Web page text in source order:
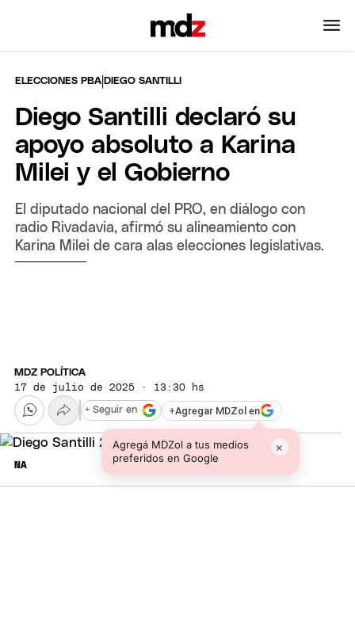
ELECCIONES PBA |DIEGO SANTILLI
Diego Santilli declaró su
apoyo absoluto a Karina
Milei y el Gobierno
El diputado nacional del PRO, en diálogo con
radio Rivadavia, afirmó su alineamiento con
Karina Milei de cara alas elecciones legislativas.
MDZ POLÍTICA
17 de julio de 2025 · 13:30 hs
+Agregar MDZol en
Agregá MDZol a tus medios
preferidos en Google
×
+ Seguir en
NA